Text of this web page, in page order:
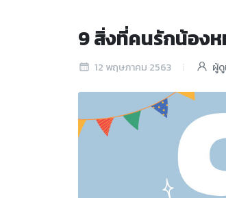
9 สิ่งที่คนรักน้อง
12 พฤษภาคม 2563 ผู้